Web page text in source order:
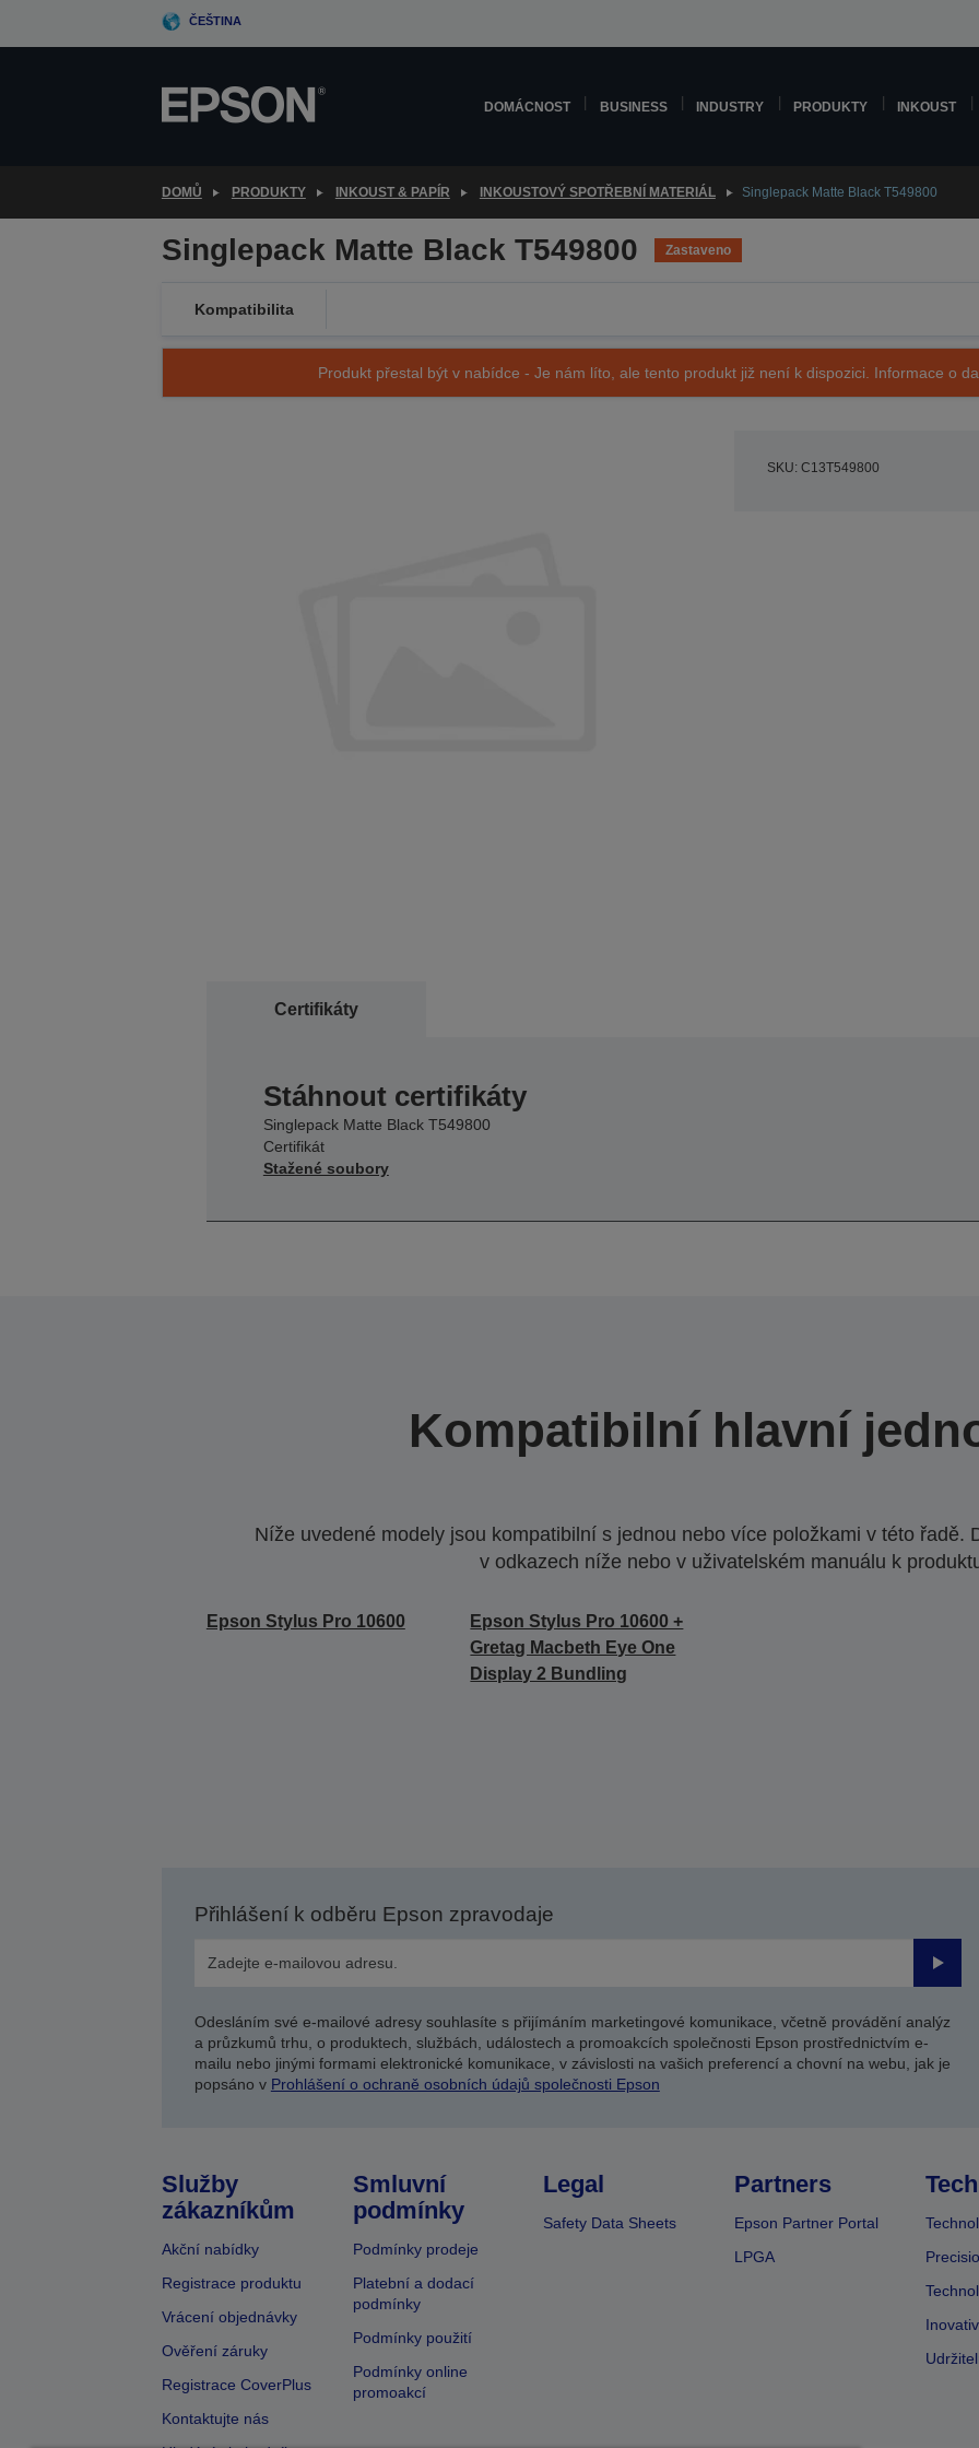
ČEŠTINA
DOMÁCNOST BUSINESS INDUSTRY PRODUKTY INKOUST
DOMŮ PRODUKTY INKOUST & PAPÍR INKOUSTOVÝ SPOTŘEBNÍ MATERIÁL Singlepack Matte Black T549800
Singlepack Matte Black T549800 Zastaveno
Kompatibilita
Produkt přestal být v nabídce - Je nám líto, ale tento produkt již není k dispozici. Informace o
SKU: C13T549800
Certifikáty
Stáhnout certifikáty
Singlepack Matte Black T549800
Certifikát
Stažené soubory
Kompatibilní hlavní
Níže uvedené modely jsou kompatibilní s jednou nebo více položkami v této řadě.
v odkazech níže nebo v uživatelském manuálu k
Epson Stylus Pro 10600
Epson Stylus Pro 10600 +
Gretag Macbeth Eye One
Display 2 Bundling
Přihlášení k odběru Epson zpravodaje
Odesláním své e-mailové adresy souhlasíte s přijímáním marketingové komunikace, včetně provádění analýz
a průzkumů trhu, o produktech, službách, událostech a promoakcích společnosti Epson prostřednictvím e-
mailu nebo jinými formami elektronické komunikace, v závislosti na vašich preferencí a chovní na webu, jak je
popsáno v Prohlášení o ochraně osobních údajů společnosti Epson
Služby
zákazníkům
Akční nabídky
Registrace produktu
Vrácení objednávky
Ověření záruky
Registrace CoverPlus
Kontaktujte nás
Smluvní
podmínky
Podmínky prodeje
Platební a dodací
podmínky
Podmínky použití
Podmínky online
promoakcí
Legal
Safety Data Sheets
Partners
Epson Partner Portal
LPGA